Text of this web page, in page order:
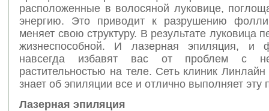
расположенные в волосяной луковице,
энергию. Это приводит к разрушению
меняет свою структуру. В результате луковица
жизнеспособной. И лазерная эпиляция, и
навсегда избавят вас от проблем с
растительностью на теле. Сеть клиник
знает об эпиляции все и отлично выполняет эту
Лазерная эпиляция